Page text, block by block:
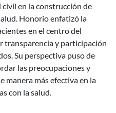
en la construcción de
Honorio enfatizó la
en el centro del
transparencia y participación
Su perspectiva puso de
las preocupaciones y
manera más efectiva en la
con la salud.